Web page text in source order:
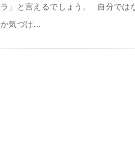
ラ」と言えるでしょう。 自分では
か気づけ…